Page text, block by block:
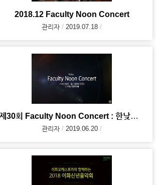
2018.12 Faculty Noon Concert
관리자 2019.07.18
제30회 Faculty Noon Concert : 한낮의 탱고
관리자 2019.06.20